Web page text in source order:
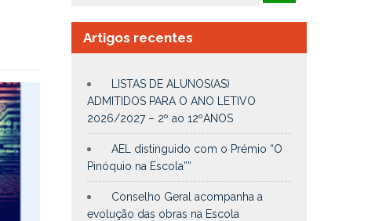
Artigos recentes
LISTAS DE ALUNOS(AS)
ADMITIDOS PARA O ANO LETIVO
2026/2027 – 2º ao 12ºANOS
AEL distinguido com o Prémio “O
Pinóquio na Escola””
Conselho Geral acompanha a
evolução das obras na Escola